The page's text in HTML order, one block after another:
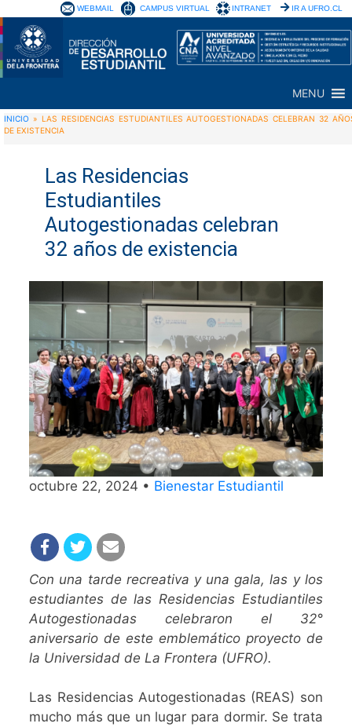
WEBMAIL CAMPUS VIRTUAL INTRANET IR A UFRO.CL
MENU
INICIO » LAS RESIDENCIAS ESTUDIANTILES AUTOGESTIONADAS CELEBRAN 32
DE EXISTENCIA
Las Residencias
Estudiantiles
Autogestionadas celebran
32 años de existencia
octubre 22, 2024 • Bienestar Estudiantil
Con una tarde recreativa y una gala, las y los
estudiantes de las Residencias Estudiantiles
Autogestionadas celebraron el 32°
aniversario de este emblemático proyecto de
la Universidad de La Frontera (UFRO).
Las Residencias Autogestionadas (REAS) son
mucho más que un lugar para dormir. Se trata